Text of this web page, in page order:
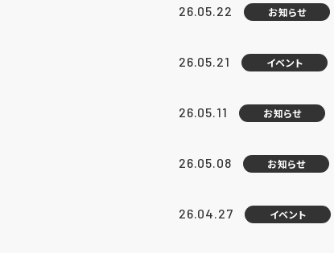
26.05.22 お知らせ
26.05.21 イベント
26.05.11 お知らせ
26.05.08 お知らせ
26.04.27 イベント